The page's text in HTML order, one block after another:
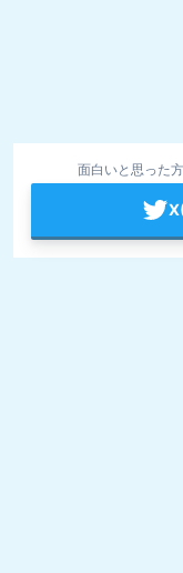
面白いと思った